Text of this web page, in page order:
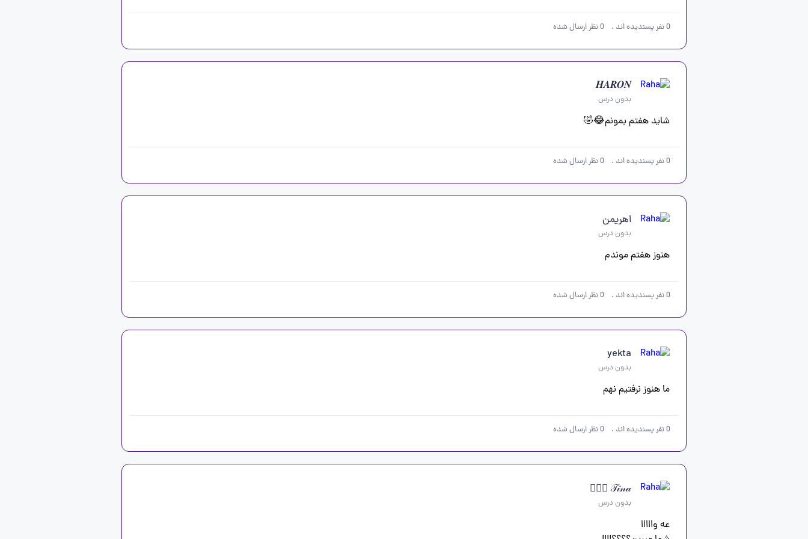
0نفر پسندیده اند .
0نظر ارسال شده
𝑯𝑨𝑹𝑶𝑵
بدون درس
شاید هفتم بمونم😂🤣
0نفر پسندیده اند .
0نظر ارسال شده
اهریمن
بدون درس
هنوز هفتم موندم
0نفر پسندیده اند .
0نظر ارسال شده
yekta
بدون درس
ما هنوز نرفتیم نهم
0نفر پسندیده اند .
0نظر ارسال شده
𝒯𝒾𝓃𝒶 🧚🏻‍♀️
بدون درس